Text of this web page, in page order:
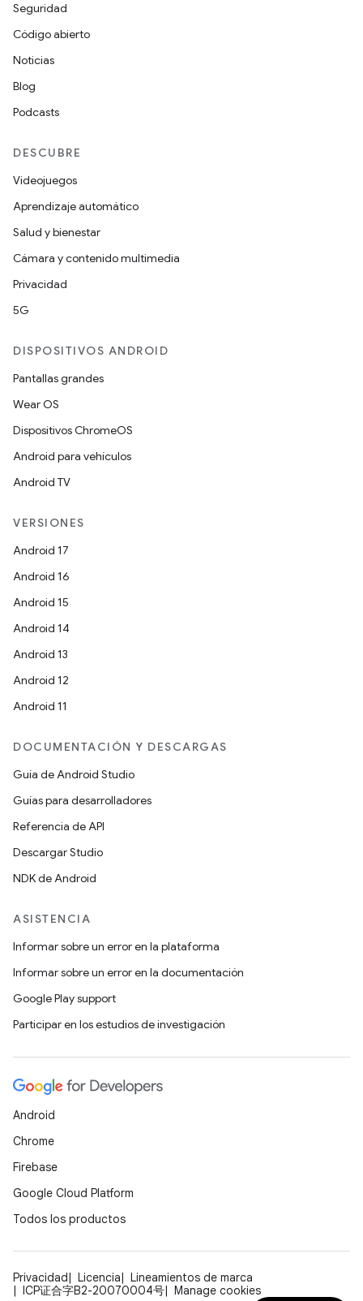
Seguridad
Código abierto
Noticias
Blog
Podcasts
DESCUBRE
Videojuegos
Aprendizaje automático
Salud y bienestar
Cámara y contenido multimedia
Privacidad
5G
DISPOSITIVOS ANDROID
Pantallas grandes
Wear OS
Dispositivos ChromeOS
Android para vehículos
Android TV
VERSIONES
Android 17
Android 16
Android 15
Android 14
Android 13
Android 12
Android 11
DOCUMENTACIÓN Y DESCARGAS
Guía de Android Studio
Guías para desarrolladores
Referencia de API
Descargar Studio
NDK de Android
ASISTENCIA
Informar sobre un error en la plataforma
Informar sobre un error en la documentación
Google Play support
Participar en los estudios de investigación
Android
Chrome
Firebase
Google Cloud Platform
Todos los productos
Privacidad Licencia
Lineamientos de marca
ICP证合字B2-20070004号
Manage cookies